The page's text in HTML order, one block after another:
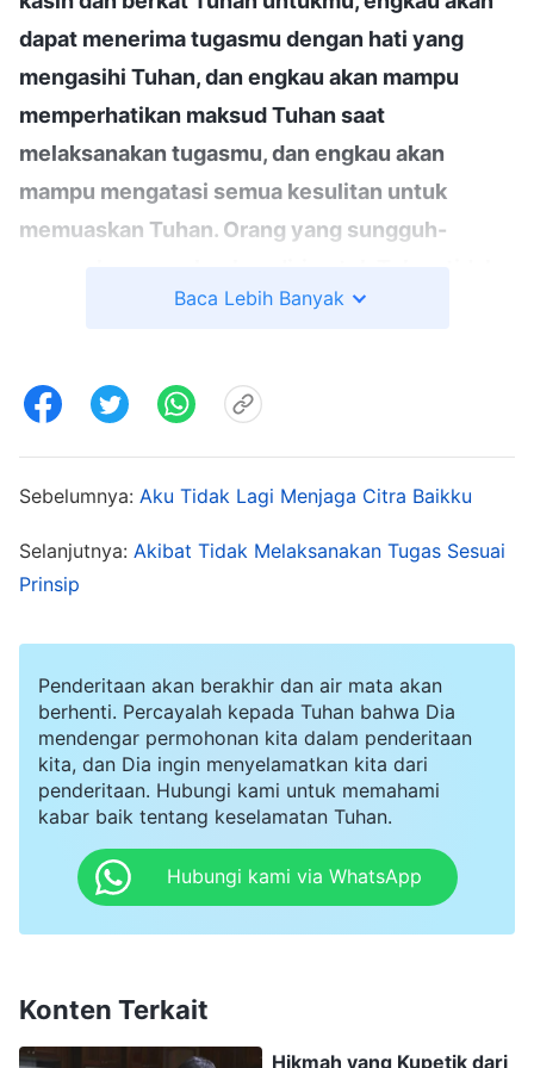
dapat menerima tugasmu dengan hati yang
mengasihi Tuhan, dan engkau akan mampu
memperhatikan maksud Tuhan saat
melaksanakan tugasmu, dan engkau akan
mampu mengatasi semua kesulitan untuk
memuaskan Tuhan. Orang yang sungguh-
akan pernah menolak amanat Tuhan; mereka
pun tugas yang Tuhan percayakan kepadamu,
sesulit apa pun tugas tersebut, engkau tidak
boleh menolaknya, melainkan harus
menerimanya. Inilah jalan penerapannya, yaitu
mencurahkan segenap keloyalanmu dalam
menjadi fokus dalam penerapan ini? Fokusnya
adalah kata 'dalam segala hal'. 'Dalam segala hal'
bukan berarti hal-hal yang engkau sukai atau
kuasai, apalagi hal-hal yang familier untukmu.
Terkadang segala hal itu adalah hal-hal yang
kaupelajari, hal yang sulit, atau hal yang
Baca Lebih Banyak
Sebelumnya: Aku Tidak Lagi Menjaga Citra Baikku
Selanjutnya: Akibat Tidak Melaksanakan Tugas Sesuai
Prinsip
Penderitaan akan berakhir dan air mata akan
berhenti. Percayalah kepada Tuhan bahwa Dia
mendengar permohonan kita dalam penderitaan
kita, dan Dia ingin menyelamatkan kita dari
penderitaan. Hubungi kami untuk memahami
kabar baik tentang keselamatan Tuhan.
Hubungi kami via WhatsApp
Konten Terkait
Hikmah yang Kupetik dari